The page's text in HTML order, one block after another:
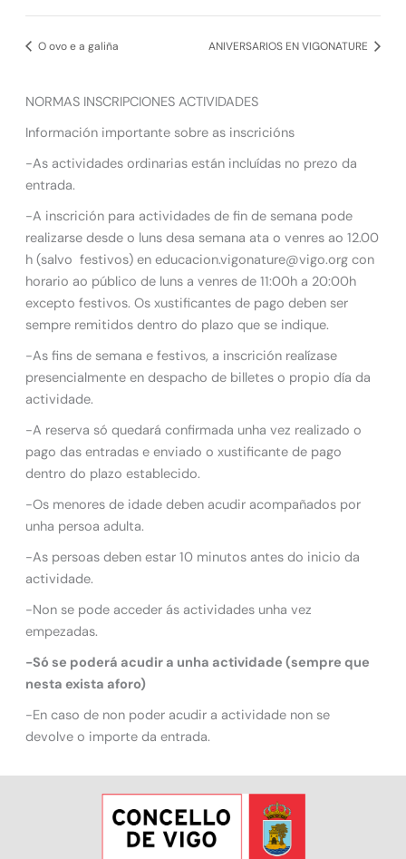
O ovo e a galiña ANIVERSARIOS EN VIGONATURE
NORMAS INSCRIPCIONES ACTIVIDADES
Información importante sobre as inscricións
-As actividades ordinarias están incluídas no prezo da
entrada.
-A inscrición para actividades de fin de semana pode
realizarse desde o luns desa semana ata o venres ao 12.00
h (salvo festivos) en educacion.vigonature@vigo.org con
horario ao público de luns a venres de 11:00h a 20:00h
excepto festivos. Os xustificantes de pago deben ser
sempre remitidos dentro do plazo que se indique.
-As fins de semana e festivos, a inscrición realízase
presencialmente en despacho de billetes o propio día da
actividade.
-A reserva só quedará confirmada unha vez realizado o
pago das entradas e enviado o xustificante de pago
dentro do plazo establecido.
-Os menores de idade deben acudir acompañados por
unha persoa adulta.
-As persoas deben estar 10 minutos antes do inicio da
actividade.
-Non se pode acceder ás actividades unha vez
empezadas.
-Só se poderá acudir a unha actividade (sempre que
nesta exista aforo)
-En caso de non poder acudir a actividade non se
devolve o importe da entrada.